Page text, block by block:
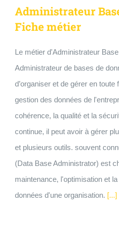
Administrateur
Fiche métier
Le métier d'Administrateur
Administrateur de bases de
d’organiser et de gérer en
gestion des données de
cohérence, la qualité et la
continue, il peut avoir à gérer
et plusieurs outils. souvent
(Data Base Administrator) est
maintenance, l'optimisation et
données d'une organisation. [...]